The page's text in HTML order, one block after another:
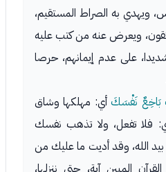
ويهدي به الصراط المستقيم،
ويعرض عنه من كتب عليه
على عدم إيمانهم، حرصا
بَاخِعٌ نَفْسَكَأي: مهلكها وشاق
فلا تفعل، ولا تذهب نفسك
الله، وقد أديت ما عليك من
المبين آية، حتى ننزلها،